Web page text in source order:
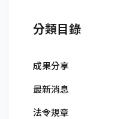
分類目錄
成果分享
最新消息
法令規章